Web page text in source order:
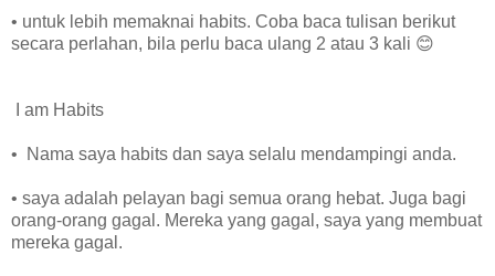
• untuk lebih memaknai habits. Coba baca tulisan berikut
secara perlahan, bila perlu baca ulang 2 atau 3 kali 😊
I am Habits
• Nama saya habits dan saya selalu mendampingi anda.
• saya adalah pelayan bagi semua orang hebat. Juga bagi
orang-orang gagal. Mereka yang gagal, saya yang membuat
mereka gagal.